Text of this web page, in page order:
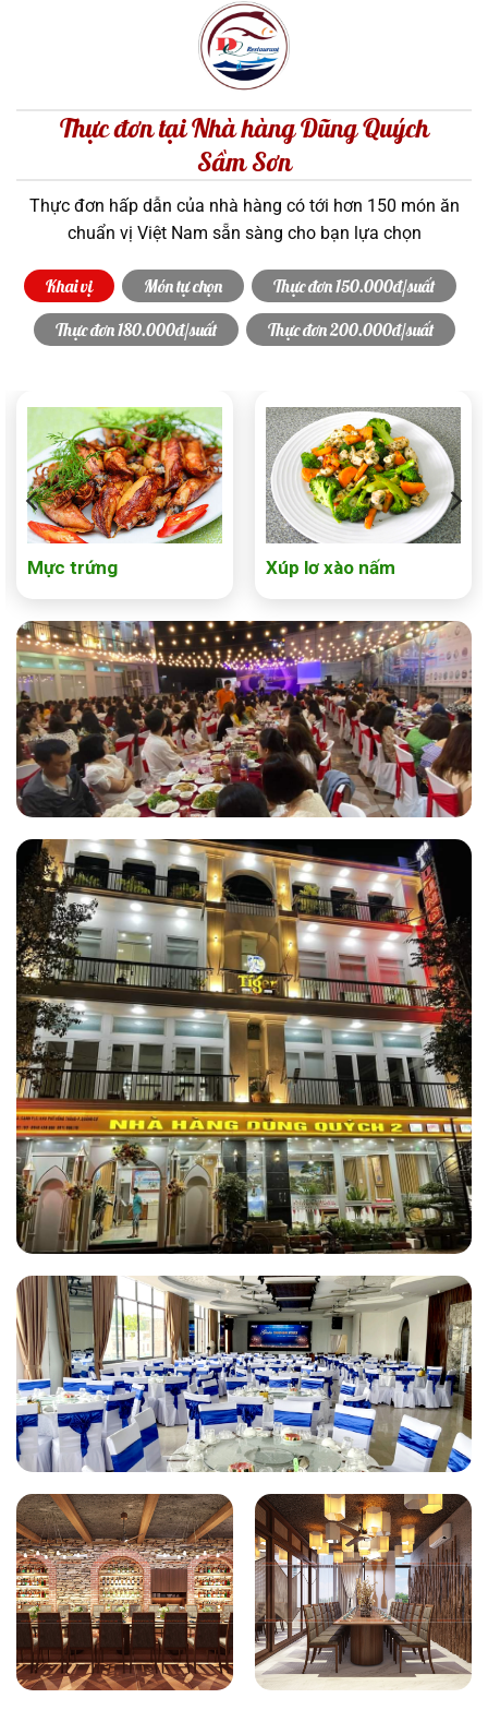
Thực đơn tại Nhà hàng Dũng Quých
Sầm Sơn
Thực đơn hấp dẫn của nhà hàng có tới hơn 150 món ăn
chuẩn vị Việt Nam sẵn sàng cho bạn lựa chọn
Khai vị Món tự chọn
Thực đơn 150.000đ/suất
Thực đơn 180.000đ/suất
Thực đơn 200.000đ/suất
Mực trứng Xúp lơ xào nấm